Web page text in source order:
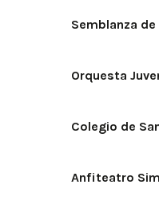
Semblanza
Orquesta
Colegio de
Anfiteatro